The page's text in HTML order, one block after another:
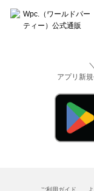
アプリ新
ご利用ガイド